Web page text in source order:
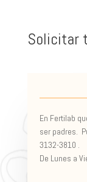
Solicitar
En Fertilab
ser padres.
3132-3810 .
De Lunes a